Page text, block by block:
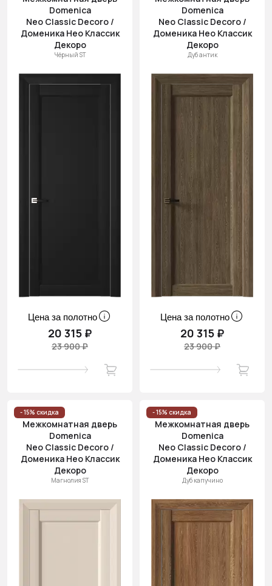
Domenica
Neo Classic Decoro /
Доменика Нео Классик
Декоро
Чёрный ST
Цена за полотно
20 315 ₽
23 900 ₽
Domenica
Neo Classic Decoro /
Доменика Нео Классик
Декоро
Дуб антик
Цена за полотно
20 315 ₽
23 900 ₽
- 15% скидка
Межкомнатная дверь
Domenica
Neo Classic Decoro /
Доменика Нео Классик
Декоро
Магнолия ST
- 15% скидка
Межкомнатная дверь
Domenica
Neo Classic Decoro /
Доменика Нео Классик
Декоро
Дуб капучино